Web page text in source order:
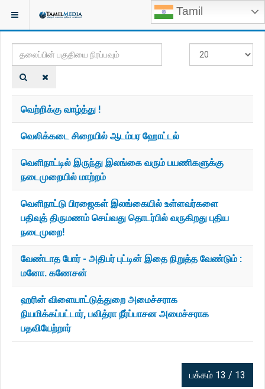
Tamil
இருக்குமிடம்: TAGS
தலைப்பின்
பகுதியை
நிரப்பவும்
காட்டுக
வெற்றிக்கு வாழ்த்து !
வெலிக்கடை சிறையில் ஆடம்பர ஹோட்டல்
வெளிநாட்டில் இருந்து இலங்கை வரும் பயணிகளுக்கு
நடைமுறையில் மாற்றம்
வெளிநாட்டு பிரஜைகள் இலங்கையில் உள்ளவர்களை
பதிவுத் திருமணம் செய்வது தொடர்பில் வருகிறது புதிய
நடைமுறை!
வேண்டாத போர் - அதிபர் புட்டின் இதை நிறுத்த வேண்டும் :
மனோ. கணேசன்
ஹரின் விளையாட்டுத்துறை அமைச்சராக
நியமிக்கப்பட்டார், பவித்ரா நீர்ப்பாசன அமைச்சராக
பதவியேற்றார்
பக்கம் 13 / 13